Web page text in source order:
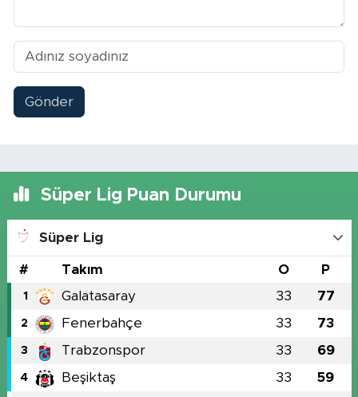
Gönder
Süper Lig Puan Durumu
Süper Lig
# Takım O P
1 Galatasaray 33 77
2 Fenerbahçe 33 73
3 Trabzonspor 33 69
4 Beşiktaş 33 59